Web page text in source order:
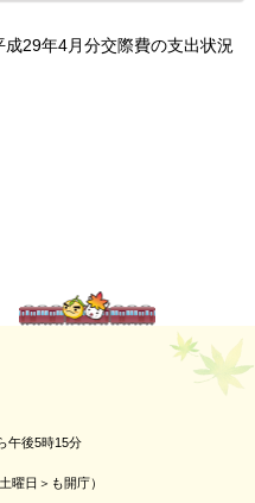
成29年4月分交際費の支出状況
午後5時15分
曜日＞も開庁）